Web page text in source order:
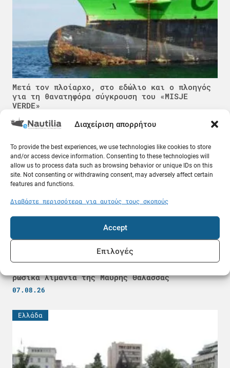
Διαχείριση απορρήτου
To provide the best experiences, we use technologies like cookies to store
and/or access device information. Consenting to these technologies will
allow us to process data such as browsing behavior or unique IDs on this
site. Not consenting or withdrawing consent, may adversely affect certain
features and functions.
Διαβάστε περισσότερα για αυτούς τους σκοπούς
Accept
Επιλογές
Μετά τον πλοίαρχο, στο εδώλιο και ο πλοηγός
για τη θανατηφόρα σύγκρουση του «MISJE
VERDE»
08.08.26
Κόσμος
ρωσικά λιμάνια της Μαύρης Θάλασσας
07.08.26
Ελλάδα